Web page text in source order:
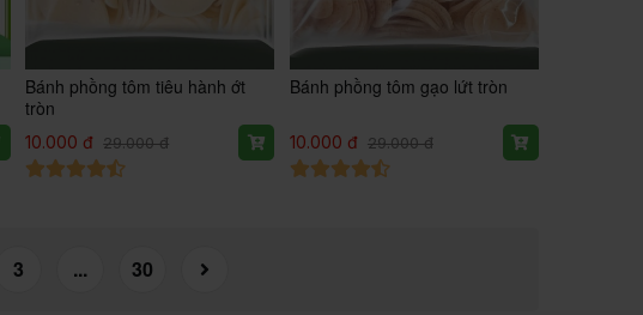
Bánh phồng tôm tiêu hành ớt
tròn
10.000 đ 29.000 đ
Bánh phồng tôm gạo lứt tròn
10.000 đ 29.000 đ
3 ... 30